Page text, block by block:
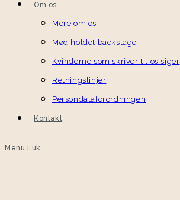
Om os
Mere om os
Mød holdet backstage
Kvinderne som skriver til os siger
Retningslinjer
Persondataforordningen
Kontakt
Menu Luk